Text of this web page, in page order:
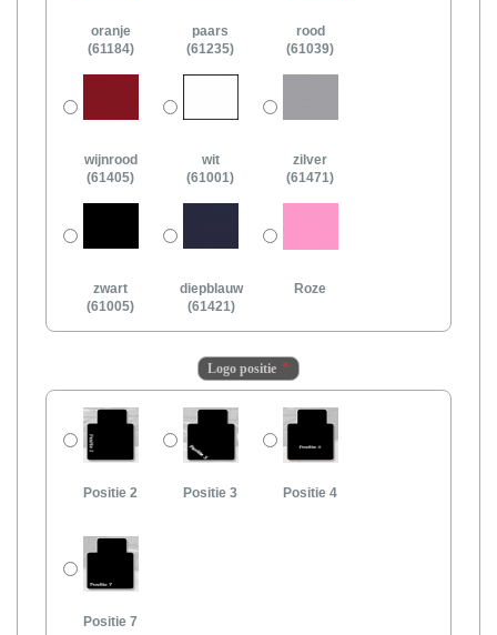
oranje
(61184)
paars
(61235)
rood
(61039)
wijnrood
(61405)
wit
(61001)
zilver
(61471)
zwart
(61005)
diepblauw
(61421)
Roze
Logo positie
Positie 2 Positie 3 Positie 4
Positie 7